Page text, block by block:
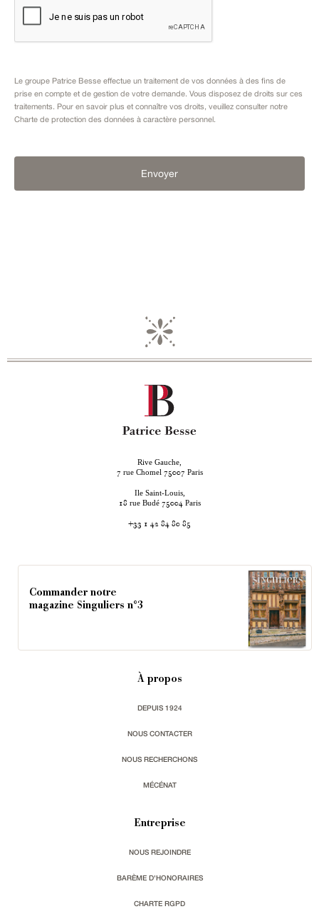
Le groupe Patrice Besse effectue un traitement de vos données à des fins de
prise en compte et de gestion de votre demande. Vous disposez de droits sur ces
traitements. Pour en savoir plus et connaître vos droits, veuillez consulter notre
Charte de protection des données à caractère personnel .
Envoyer
Rive Gauche,
7 rue Chomel 75007 Paris
Ile Saint-Louis,
18 rue Budé 75004 Paris
+33 1 42 84 80 85
Commander notre
magazine Singuliers n°3
À propos
DEPUIS 1924
NOUS CONTACTER
NOUS RECHERCHONS
MÉCÉNAT
Entreprise
NOUS REJOINDRE
BARÈME D'HONORAIRES
CHARTE RGPD